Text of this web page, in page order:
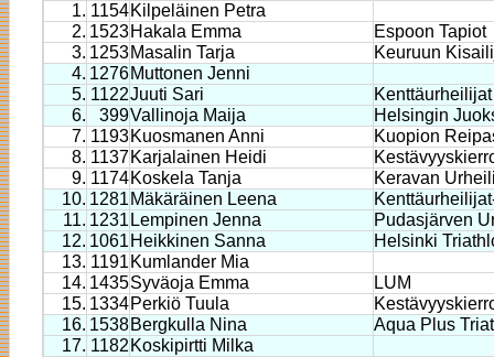
1. 1154Kilpeläinen Petra
2. 1523Hakala Emma
Espoon Tapiot
3. 1253Masalin Tarja
Keuruun
4. 1276Muttonen Jenni
5. 1122Juuti Sari
6.
399Vallinoja Maija
Helsingin
7. 1193Kuosmanen Anni
Kuopion
8. 1137Karjalainen Heidi
9. 1174Koskela Tanja
Keravan
10. 1281 Mäkäräinen Leena
11. 1231 Lempinen Jenna
Pudasjärven
12. 1061 Heikkinen Sanna
Helsinki
13. 1191 Kumlander Mia
14. 1435Syväoja Emma
LUM
15. 1334Perkiö Tuula
16. 1538Bergkulla Nina
Aqua Plus
17. 1182 Koskipirtti Milka